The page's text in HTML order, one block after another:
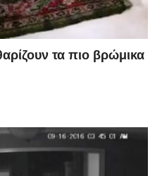
τα πιο βρώμικα